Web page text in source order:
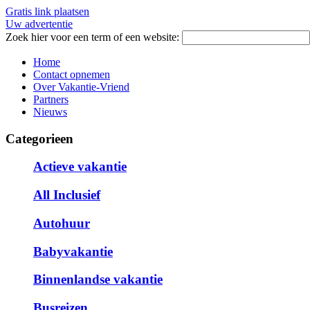
Gratis link plaatsen
Uw advertentie
Zoek hier voor een term of een website:
Home
Contact opnemen
Over Vakantie-Vriend
Partners
Nieuws
Categorieen
Actieve vakantie
All Inclusief
Autohuur
Babyvakantie
Binnenlandse vakantie